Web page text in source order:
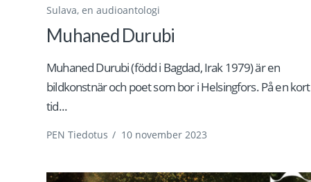
Sulava, en audioantologi
Muhaned Durubi
Muhaned Durubi (född i Bagdad, Irak 1979) är en
bildkonstnär och poet som bor i Helsingfors. På en kort
tid...
PEN Tiedotus / 10 november 2023